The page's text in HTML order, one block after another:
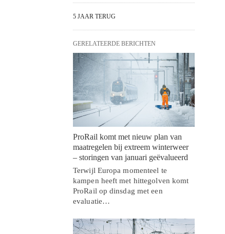
5 JAAR TERUG
GERELATEERDE BERICHTEN
ProRail komt met nieuw plan van
maatregelen bij extreem winterweer
– storingen van januari geëvalueerd
Terwijl Europa momenteel te
kampen heeft met hittegolven komt
ProRail op dinsdag met een
evaluatie…